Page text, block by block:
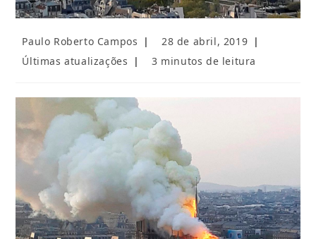
Autor
post:
Paulo Roberto Campos
Post
28 de abril, 2019
Categoria
Últimas atualizações
Tempo
3 minutos de leitura